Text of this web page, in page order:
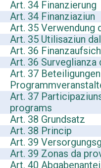
Art. 34 Finanzierung
Art. 34 Finanziaziun
Art. 35 Verwendung
Art. 35 Utilisaziun
Art. 36
Art. 36 Surveglianza
Art. 37
Art. 37
programs
Art. 38 Grundsatz
Art. 38 Princip
Art. 39
Art. 39 Zonas da
Art. 40